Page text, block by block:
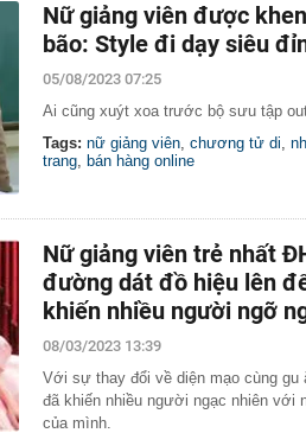
Nữ giảng viên được
bão: Style đi dạy siêu
05/08/2023 07:25
Ai cũng xuýt xoa trước bộ sưu tập
Tags: nữ giảng viên, chương tử di,
trang, bán hàng online
Nữ giảng viên trẻ nhất
đường dát đồ hiệu lên
khiến nhiều người ngỡ
08/03/2023 13:39
Với sự thay đổi về diện mạo cùng
đã khiến nhiều người ngạc nhiên với
của mình.